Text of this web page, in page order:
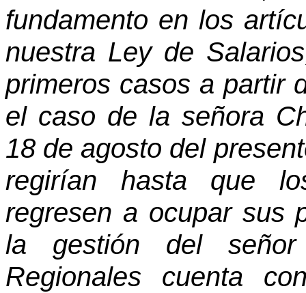
fundamento en los
nuestra Ley de
primeros casos a partir
el caso de la señora
18 de agosto del
regirían hasta que
regresen a ocupar sus
la gestión del señor
Regionales cuenta